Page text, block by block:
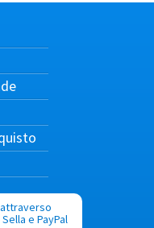
e PayPal